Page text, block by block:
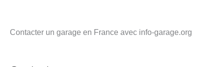
Contacter un garage en France avec info-garage.org